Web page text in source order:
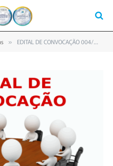
» EDITAL DE CONVOCAÇÃO 004/2025 – REUNIÃO EXTRAORDINÁRIA